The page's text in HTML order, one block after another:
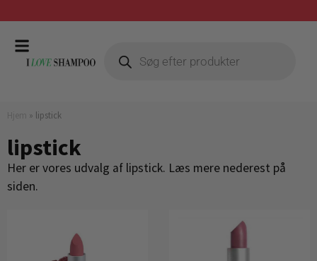
» lipstick
lipstick
Her er vores udvalg af lipstick. Læs mere nederest på
siden.